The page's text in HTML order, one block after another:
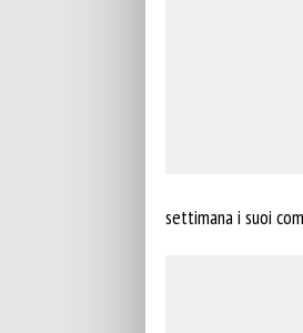
settimana i suoi